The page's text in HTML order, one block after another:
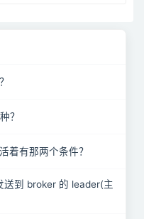
？
着有那两个条件？
送到 broker 的 leader(主